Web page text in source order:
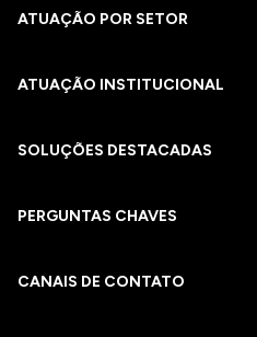
ATUAÇÃO POR SETOR
ATUAÇÃO INSTITUCIONAL
SOLUÇÕES DESTACADAS
PERGUNTAS CHAVES​
CANAIS DE CONTATO